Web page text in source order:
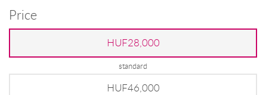
Price
HUF28,000
standard
HUF46,000